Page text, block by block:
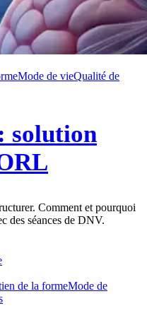
Mode de vieQualité de
solution
Comment et pourquoi
des séances de DNV.
de la formeMode de